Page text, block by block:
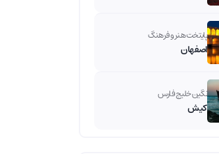
پایتخت هنر و فرهنگ
اصفهان
نگین خلیج فارس
کیش